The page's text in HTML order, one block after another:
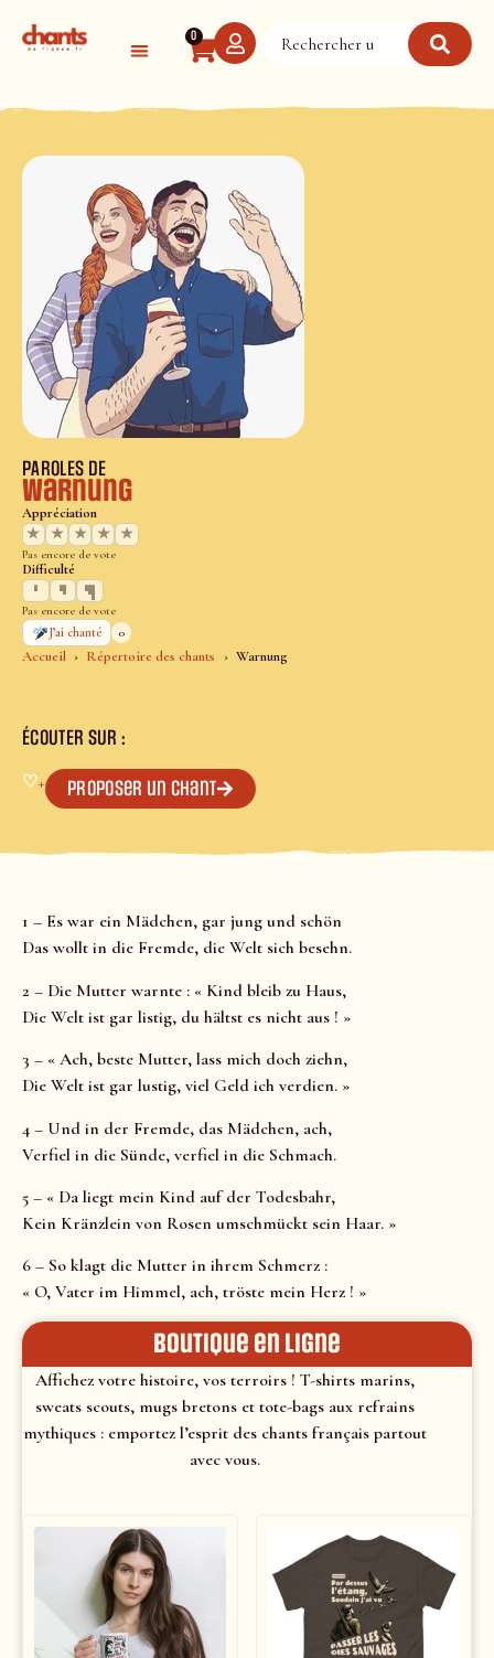
0
Accueil Répertoire des chants Warnung
PAROLES DE
Warnung
Appréciation
★
★ ★ ★ ★
Pas encore de vote
Difficulté
Pas encore de vote
J’ai chanté
0
ÉCOUTER SUR :
♡+ Proposer un chant
1 – Es war ein Mädchen, gar jung und schön
Das wollt in die Fremde, die Welt sich besehn.
2 – Die Mutter warnte : « Kind bleib zu Haus,
Die Welt ist gar listig, du hältst es nicht aus ! »
3 – « Ach, beste Mutter, lass mich doch ziehn,
Die Welt ist gar lustig, viel Geld ich verdien. »
4 – Und in der Fremde, das Mädchen, ach,
Verfiel in die Sünde, verfiel in die Schmach.
5 – « Da liegt mein Kind auf der Todesbahr,
Kein Kränzlein von Rosen umschmückt sein Haar. »
6 – So klagt die Mutter in ihrem Schmerz :
« O, Vater im Himmel, ach, tröste mein Herz ! »
Boutique en ligne
Affichez votre histoire, vos terroirs ! T-shirts marins,
sweats scouts, mugs bretons et tote-bags aux refrains
mythiques : emportez l’esprit des chants français partout
avec vous.